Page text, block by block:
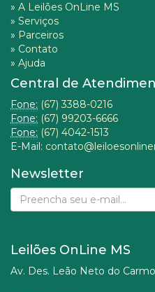
» A Leilões OnLine MS
» Serviços
» Parceiros
» Contato
» Ajuda
Central de
Fone: (67) 3388-0216
Fone: (67) 99203-6666
Fone: (67) 4042-1513
E-Mail:
Newsletter
Leilões OnLine MS
Av. Des. Leão Neto do